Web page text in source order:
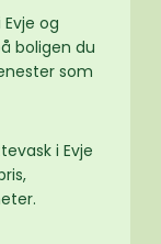
og
boligen du
som
i Evje